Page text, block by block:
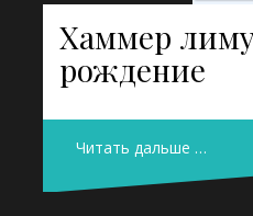
Хаммер
рождение
Читать дальше …